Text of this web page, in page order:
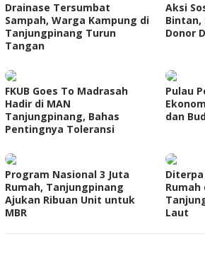
Drainase Tersumbat
Sampah, Warga Kampung di
Tanjungpinang Turun
Tangan
Aksi
Bintan,
Donor
FKUB Goes To Madrasah
Hadir di MAN
Tanjungpinang, Bahas
Pentingnya Toleransi
Pulau
dan
Program Nasional 3 Juta
Rumah, Tanjungpinang
Ajukan Ribuan Unit untuk
MBR
Rumah
Laut